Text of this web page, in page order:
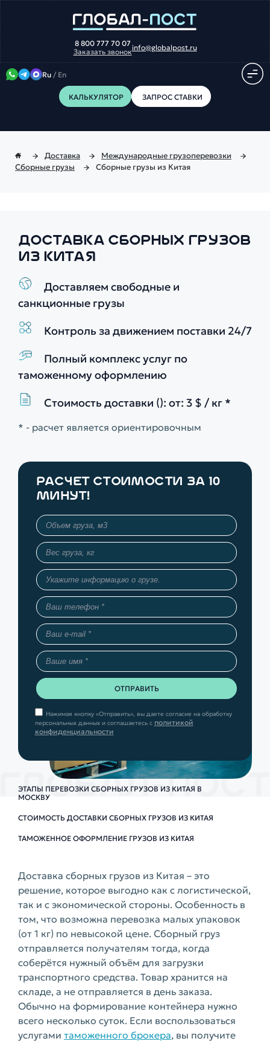
8 800 777 70 07
Заказать звонокinfo@globalpost.ru
Ru / En
КАЛЬКУЛЯТОР ЗАПРОС СТАВКИ
Доставка
Международные грузоперевозки
Сборные грузы
Сборные грузы из Китая
ДОСТАВКА СБОРНЫХ ГРУЗОВ
ИЗ КИТАЯ
Доставляем свободные и
санкционные грузы
Контроль за движением поставки 24/7
Полный комплекс услуг по
таможенному оформлению
Стоимость доставки (): от: 3 $ / кг *
* - расчет является ориентировочным
РАСЧЕТ СТОИМОСТИ ЗА 10
МИНУТ!
Нажимая кнопку «Отправить», вы даете согласие на обработку
персональных данных и соглашаетесь с политикой
конфиденциальности
ЭТАПЫ ПЕРЕВОЗКИ СБОРНЫХ ГРУЗОВ ИЗ КИТАЯ В
МОСКВУ
СТОИМОСТЬ ДОСТАВКИ СБОРНЫХ ГРУЗОВ ИЗ КИТАЯ
ТАМОЖЕННОЕ ОФОРМЛЕНИЕ ГРУЗОВ ИЗ КИТАЯ
Доставка сборных грузов из Китая – это
решение, которое выгодно как с логистической,
так и с экономической стороны. Особенность в
том, что возможна перевозка малых упаковок
(от 1 кг) по невысокой цене. Сборный груз
отправляется получателям тогда, когда
соберётся нужный объём для загрузки
транспортного средства. Товар хранится на
складе, а не отправляется в день заказа.
Обычно на формирование контейнера нужно
всего несколько суток. Если воспользоваться
услугами таможенного брокера, вы получите